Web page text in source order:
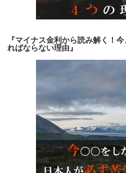
『マイナス金利から読み解く！
ればならない理由』